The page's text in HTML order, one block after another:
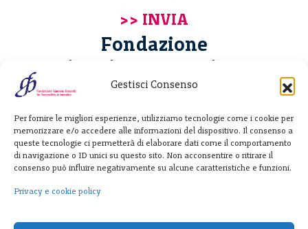
Gestisci Consenso
Per fornire le migliori esperienze, utilizziamo tecnologie come i cookie per
memorizzare e/o accedere alle informazioni del dispositivo. Il consenso a
queste tecnologie ci permetterà di elaborare dati come il comportamento
di navigazione o ID unici su questo sito. Non acconsentire o ritirare il
consenso può influire negativamente su alcune caratteristiche e funzioni.
Privacy e cookie policy
Fondazione
Giannino Bassetti ETS
20122 Milano - Italia
T. +39 02 781933
F. + 39 02 76392030
info@fondazionebassetti.org
p.i. 12520270153